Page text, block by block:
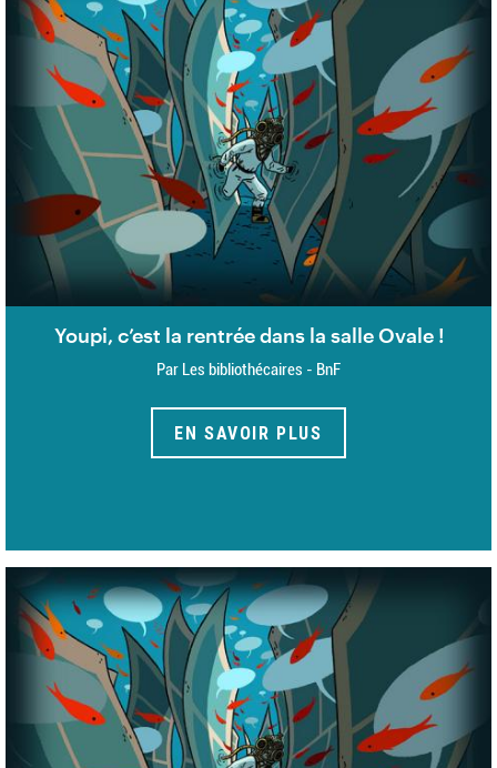
Youpi, c’est la rentrée dans la salle Ovale !
Par Les bibliothécaires - BnF
EN SAVOIR PLUS